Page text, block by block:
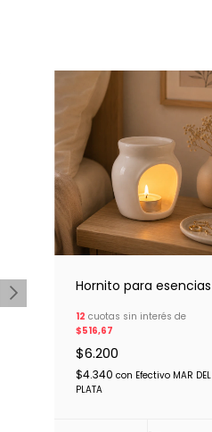
Hornito para esencias
12 cuotas sin interés de
$516,67
$6.200
$4.340 con Efectivo MAR DEL
PLATA